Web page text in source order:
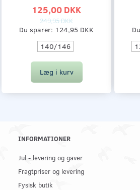
125,00 DKK
249,95 DKK
Du sparer: 124,95 DKK
140/146
Læg i kurv
INFORMATIONER
Jul - levering og gaver
Fragtpriser og levering
Fysisk butik